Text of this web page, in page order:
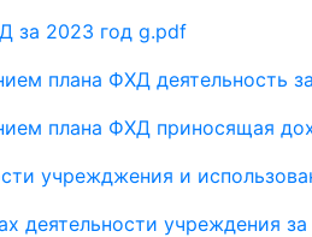
за 2023 год g.pdf
плана ФХД деятельность
плана ФХД приносящая
учрежджения и
деятельности учреждения